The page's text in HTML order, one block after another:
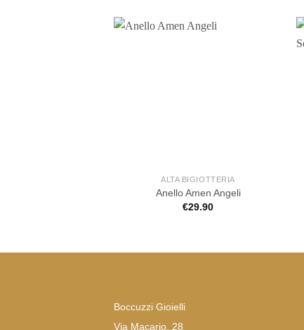
ALTA BIGIOTTERIA
Anello Amen Angeli
€29.90
Boccuzzi Gioielli
Via Macario, 28